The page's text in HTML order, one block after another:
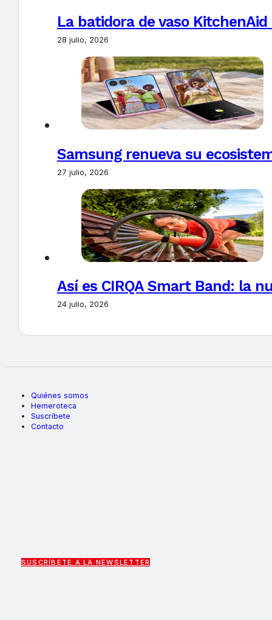
La batidora de vaso
28 julio, 2026
Samsung renueva su
27 julio, 2026
Así es CIRQA Smart Band: la
24 julio, 2026
Quiénes somos
Hemeroteca
Suscríbete
Contacto
SUSCRÍBETE A LA NEWSLETTER